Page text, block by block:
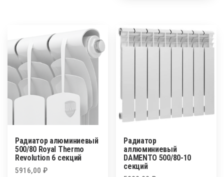
Радиатор алюминиевый
500/80 Royal Thermo
Revolution 6 секций
5916,00 ₽
Радиатор
аллюминиевый
DAMENTO 500/80-10
секций